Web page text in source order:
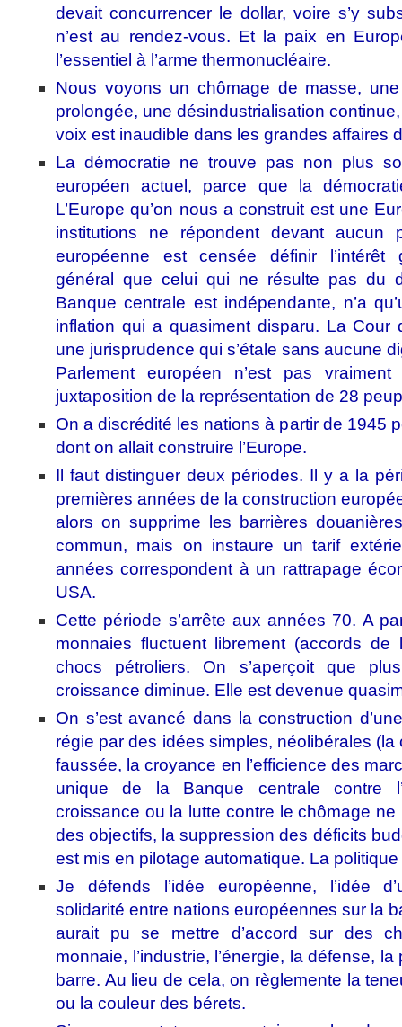
devait concurrencer le dollar, voire s’y
n’est au rendez-vous. Et la paix en
l’essentiel à l’arme thermonucléaire.
Nous voyons un chômage de masse,
prolongée, une désindustrialisation
voix est inaudible dans les grandes affaires
La démocratie ne trouve pas non plus
européen actuel, parce que la
L’Europe qu’on nous a construit est une
institutions ne répondent devant aucun
européenne est censée définir l’intérêt
général que celui qui ne résulte pas du
Banque centrale est indépendante, n’a
inflation qui a quasiment disparu. La Cour
une jurisprudence qui s’étale sans aucune
Parlement européen n’est pas
juxtaposition de la représentation de 28
On a discrédité les nations à partir de 1945
dont on allait construire l’Europe.
Il faut distinguer deux périodes. Il y a la
premières années de la construction
alors on supprime les barrières
commun, mais on instaure un tarif
années correspondent à un rattrapage
USA.
Cette période s’arrête aux années 70. A
monnaies fluctuent librement (accords
chocs pétroliers. On s’aperçoit que
croissance diminue. Elle est devenue
On s’est avancé dans la construction
régie par des idées simples, néolibérales
faussée, la croyance en l’efficience des
unique de la Banque centrale contre
croissance ou la lutte contre le chômage
des objectifs, la suppression des déficits
est mis en pilotage automatique. La politique
Je défends l’idée européenne, l’idée
solidarité entre nations européennes sur la
aurait pu se mettre d’accord sur des
monnaie, l’industrie, l’énergie, la défense,
barre. Au lieu de cela, on règlemente la
ou la couleur des bérets.